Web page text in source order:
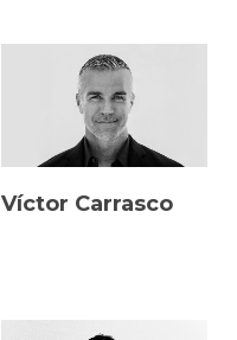
Víctor Carrasco